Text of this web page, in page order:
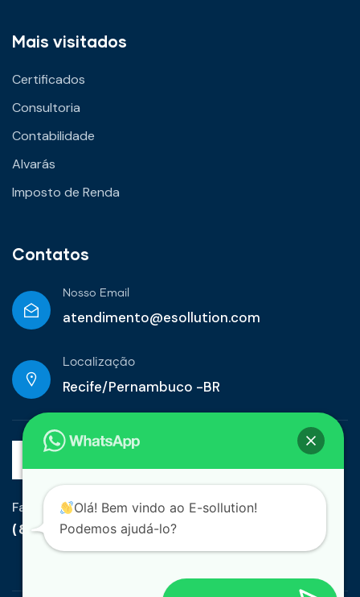
Mais visitados
Certificados
Consultoria
Contabilidade
Alvarás
Imposto de Renda
Contatos
Nosso Email
atendimento@esollution.com
Localização
Recife/Pernambuco -BR
Fale Conosco
(81) 99948-4055
Olá! Bem vindo ao E-sollution!
Podemos ajudá-lo?